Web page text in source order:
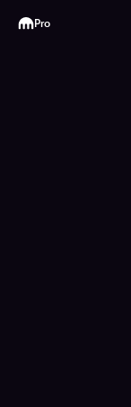
Kraken
Pro